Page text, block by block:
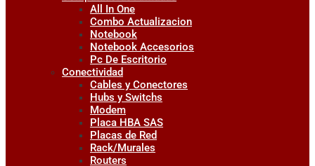
All In One
Combo Actualizacion
Notebook
Notebook Accesorios
Pc De Escritorio
Conectividad
Cables y Conectores
Hubs y Switchs
Modem
Placa HBA SAS
Placas de Red
Rack/Murales
Routers